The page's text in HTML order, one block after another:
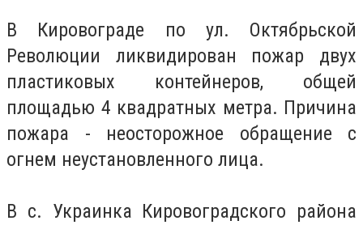
В Кировограде по ул. Октябрьской
Революции ликвидирован пожар двух
пластиковых контейнеров, общей
площадью 4 квадратных метра. Причина
пожара - неосторожное обращение с
огнем неустановленного лица.
В с. Украинка Кировоградского района